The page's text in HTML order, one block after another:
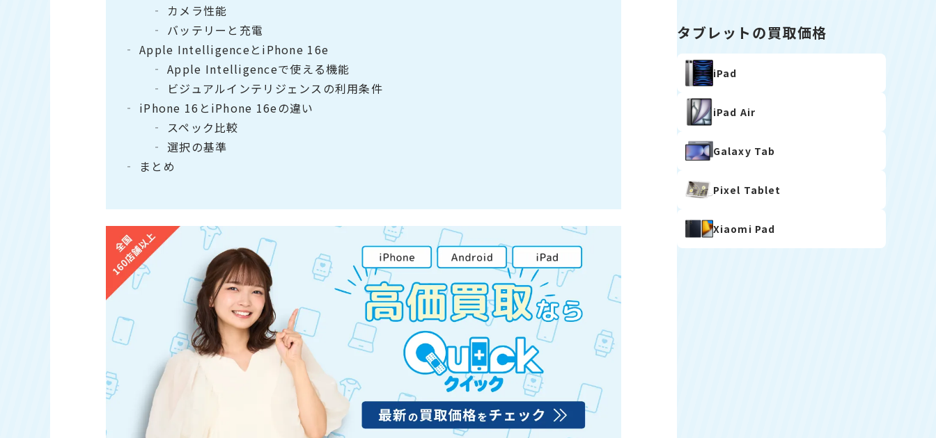
カメラ性能
バッテリーと充電
Apple IntelligenceとiPhone 16e
Apple Intelligenceで使える機能
ビジュアルインテリジェンスの利用条件
iPhone 16とiPhone 16eの違い
スペック比較
選択の基準
まとめ
タブレットの買取価格
iPad
iPad Air
Galaxy Tab
Pixel Tablet
Xiaomi Pad